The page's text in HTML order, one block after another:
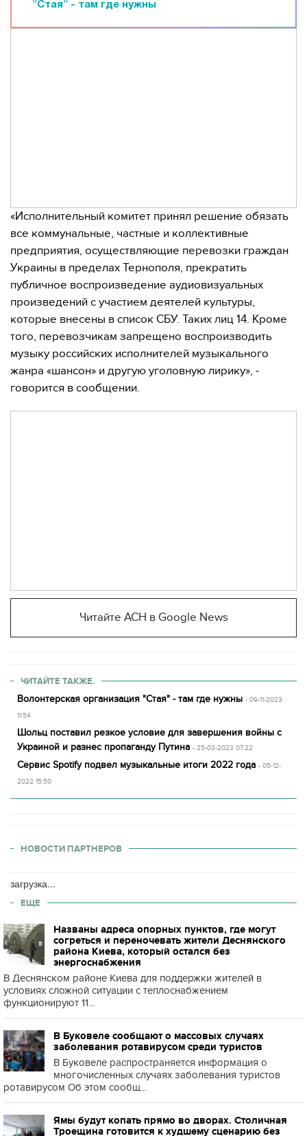
"Стая" - там где нужны
«Исполнительный комитет принял решение обязать
все коммунальные, частные и коллективные
предприятия, осуществляющие перевозки граждан
Украины в пределах Тернополя, прекратить
публичное воспроизведение аудиовизуальных
произведений с участием деятелей культуры,
которые внесены в список СБУ. Таких лиц 14. Кроме
того, перевозчикам запрещено воспроизводить
музыку российских исполнителей музыкального
жанра «шансон» и другую уголовную лирику», -
говорится в сообщении.
Читайте АСН в Google News
ЧИТАЙТЕ ТАКЖЕ.
Волонтерская организация "Стая" - там где нужны - 09-11-2023
11:54
Шольц поставил резкое условие для завершения войны с
Украиной и разнес пропаганду Путина - 25-03-2023 07:22
Сервис Spotify подвел музыкальные итоги 2022 года - 05-12-
2022 15:50
НОВОСТИ ПАРТНЕРОВ
загрузка...
ЕЩЕ
Названы адреса опорных пунктов, где могут
согреться и переночевать жители Деснянского
района Киева, который остался без
энергоснабжения
В Деснянском районе Киева для поддержки жителей в
условиях сложной ситуации с теплоснабжением
функционируют 11...
В Буковеле сообщают о массовых случаях
заболевания ротавирусом среди туристов
В Буковеле распространяется информация о
многочисленных случаях заболевания туристов
ротавирусом Об этом сообщ...
Ямы будут копать прямо во дворах. Столичная
Троещина готовится к худшему сценарию без